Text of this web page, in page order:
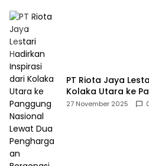
PT Riota Jaya
Kolaka Utara ke
Dua Penghargaan
27 November 2025